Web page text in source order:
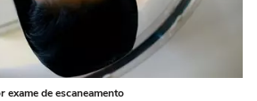
exame de escaneamento